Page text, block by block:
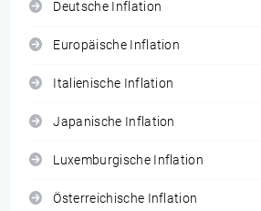
Deutsche Inflation
Europäische Inflation
Italienische Inflation
Japanische Inflation
Luxemburgische Inflation
Österreichische Inflation